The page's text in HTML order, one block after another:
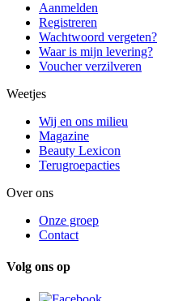
Aanmelden
Registreren
Wachtwoord vergeten?
Waar is mijn levering?
Voucher verzilveren
Weetjes
Wij en ons milieu
Magazine
Beauty Lexicon
Terugroepacties
Over ons
Onze groep
Contact
Volg ons op